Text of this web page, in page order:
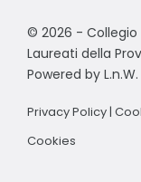
© 2026 -
Laureati della
Powered by
Privacy Policy|
Cookies